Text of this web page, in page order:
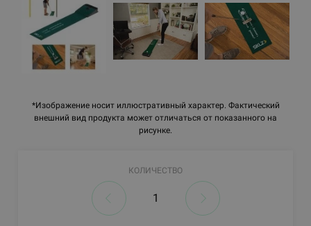
*Изображение носит иллюстративный характер. Фактический
внешний вид продукта может отличаться от показанного на
рисунке.
КОЛИЧЕСТВО